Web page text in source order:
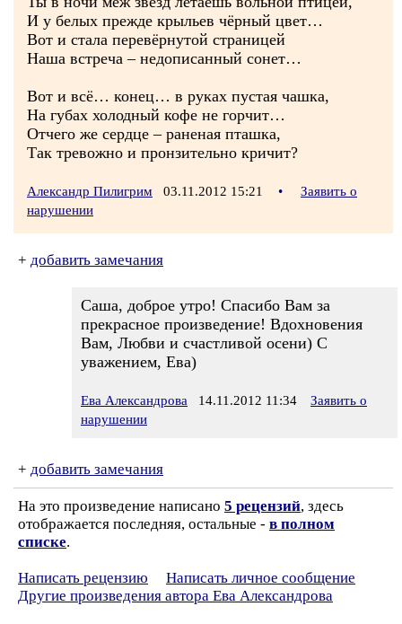
И у белых прежде крыльев чёрный цвет…
Вот и стала перевёрнутой страницей
Наша встреча – недописанный сонет…
Вот и всё… конец… в руках пустая чашка,
На губах холодный кофе не горчит…
Отчего же сердце – раненая пташка,
Так тревожно и пронзительно кричит?
Александр Пилигрим 03.11.2012 15:21 •
Заявить о
нарушении
+ добавить замечания
Саша, доброе утро! Спасибо Вам за
прекрасное произведение! Вдохновения
Вам, Любви и счастливой осени) С
уважением, Ева)
Ева Александрова 14.11.2012 11:34
Заявить о
нарушении
+ добавить замечания
На это произведение написано 5 рецензий, здесь
отображается последняя, остальные - в полном
списке.
Написать рецензию
Написать личное сообщение
Другие произведения автора Ева Александрова